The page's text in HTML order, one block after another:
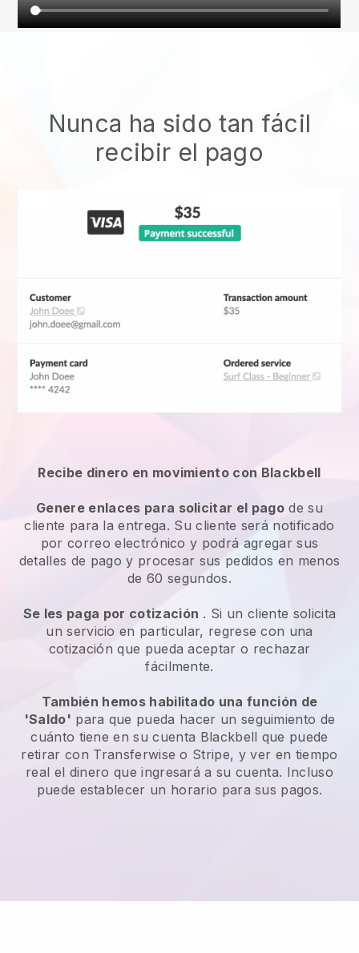
Nunca ha sido tan fácil
recibir el pago
Recibe dinero en movimiento con Blackbell
Genere enlaces para solicitar el pagode su
cliente para la entrega. Su cliente será notificado
por correo electrónico y podrá agregar sus
detalles de pago y procesar sus pedidos en menos
de 60 segundos.
Se les paga por cotización . Si un cliente solicita
un servicio en particular, regrese con una
cotización que pueda aceptar o rechazar
fácilmente.
También hemos habilitado una función de
'Saldo' para que pueda hacer un seguimiento de
cuánto tiene en su cuenta Blackbell que puede
retirar con Transferwise o Stripe, y ver en tiempo
real el dinero que ingresará a su cuenta. Incluso
puede establecer un horario para sus pagos.